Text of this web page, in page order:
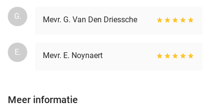
G. Mevr. G. Van Den Driessche
E. Mevr. E. Noynaert
Meer informatie